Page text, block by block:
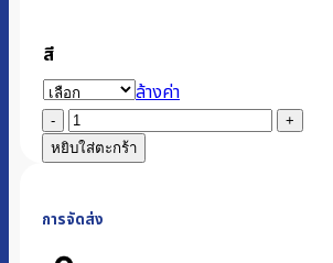
สี
ล้างค่า
จำนวน
พัดลม
ไอ
|
รุ่น
หยิบใส่ตะกร้า
การจัดส่ง